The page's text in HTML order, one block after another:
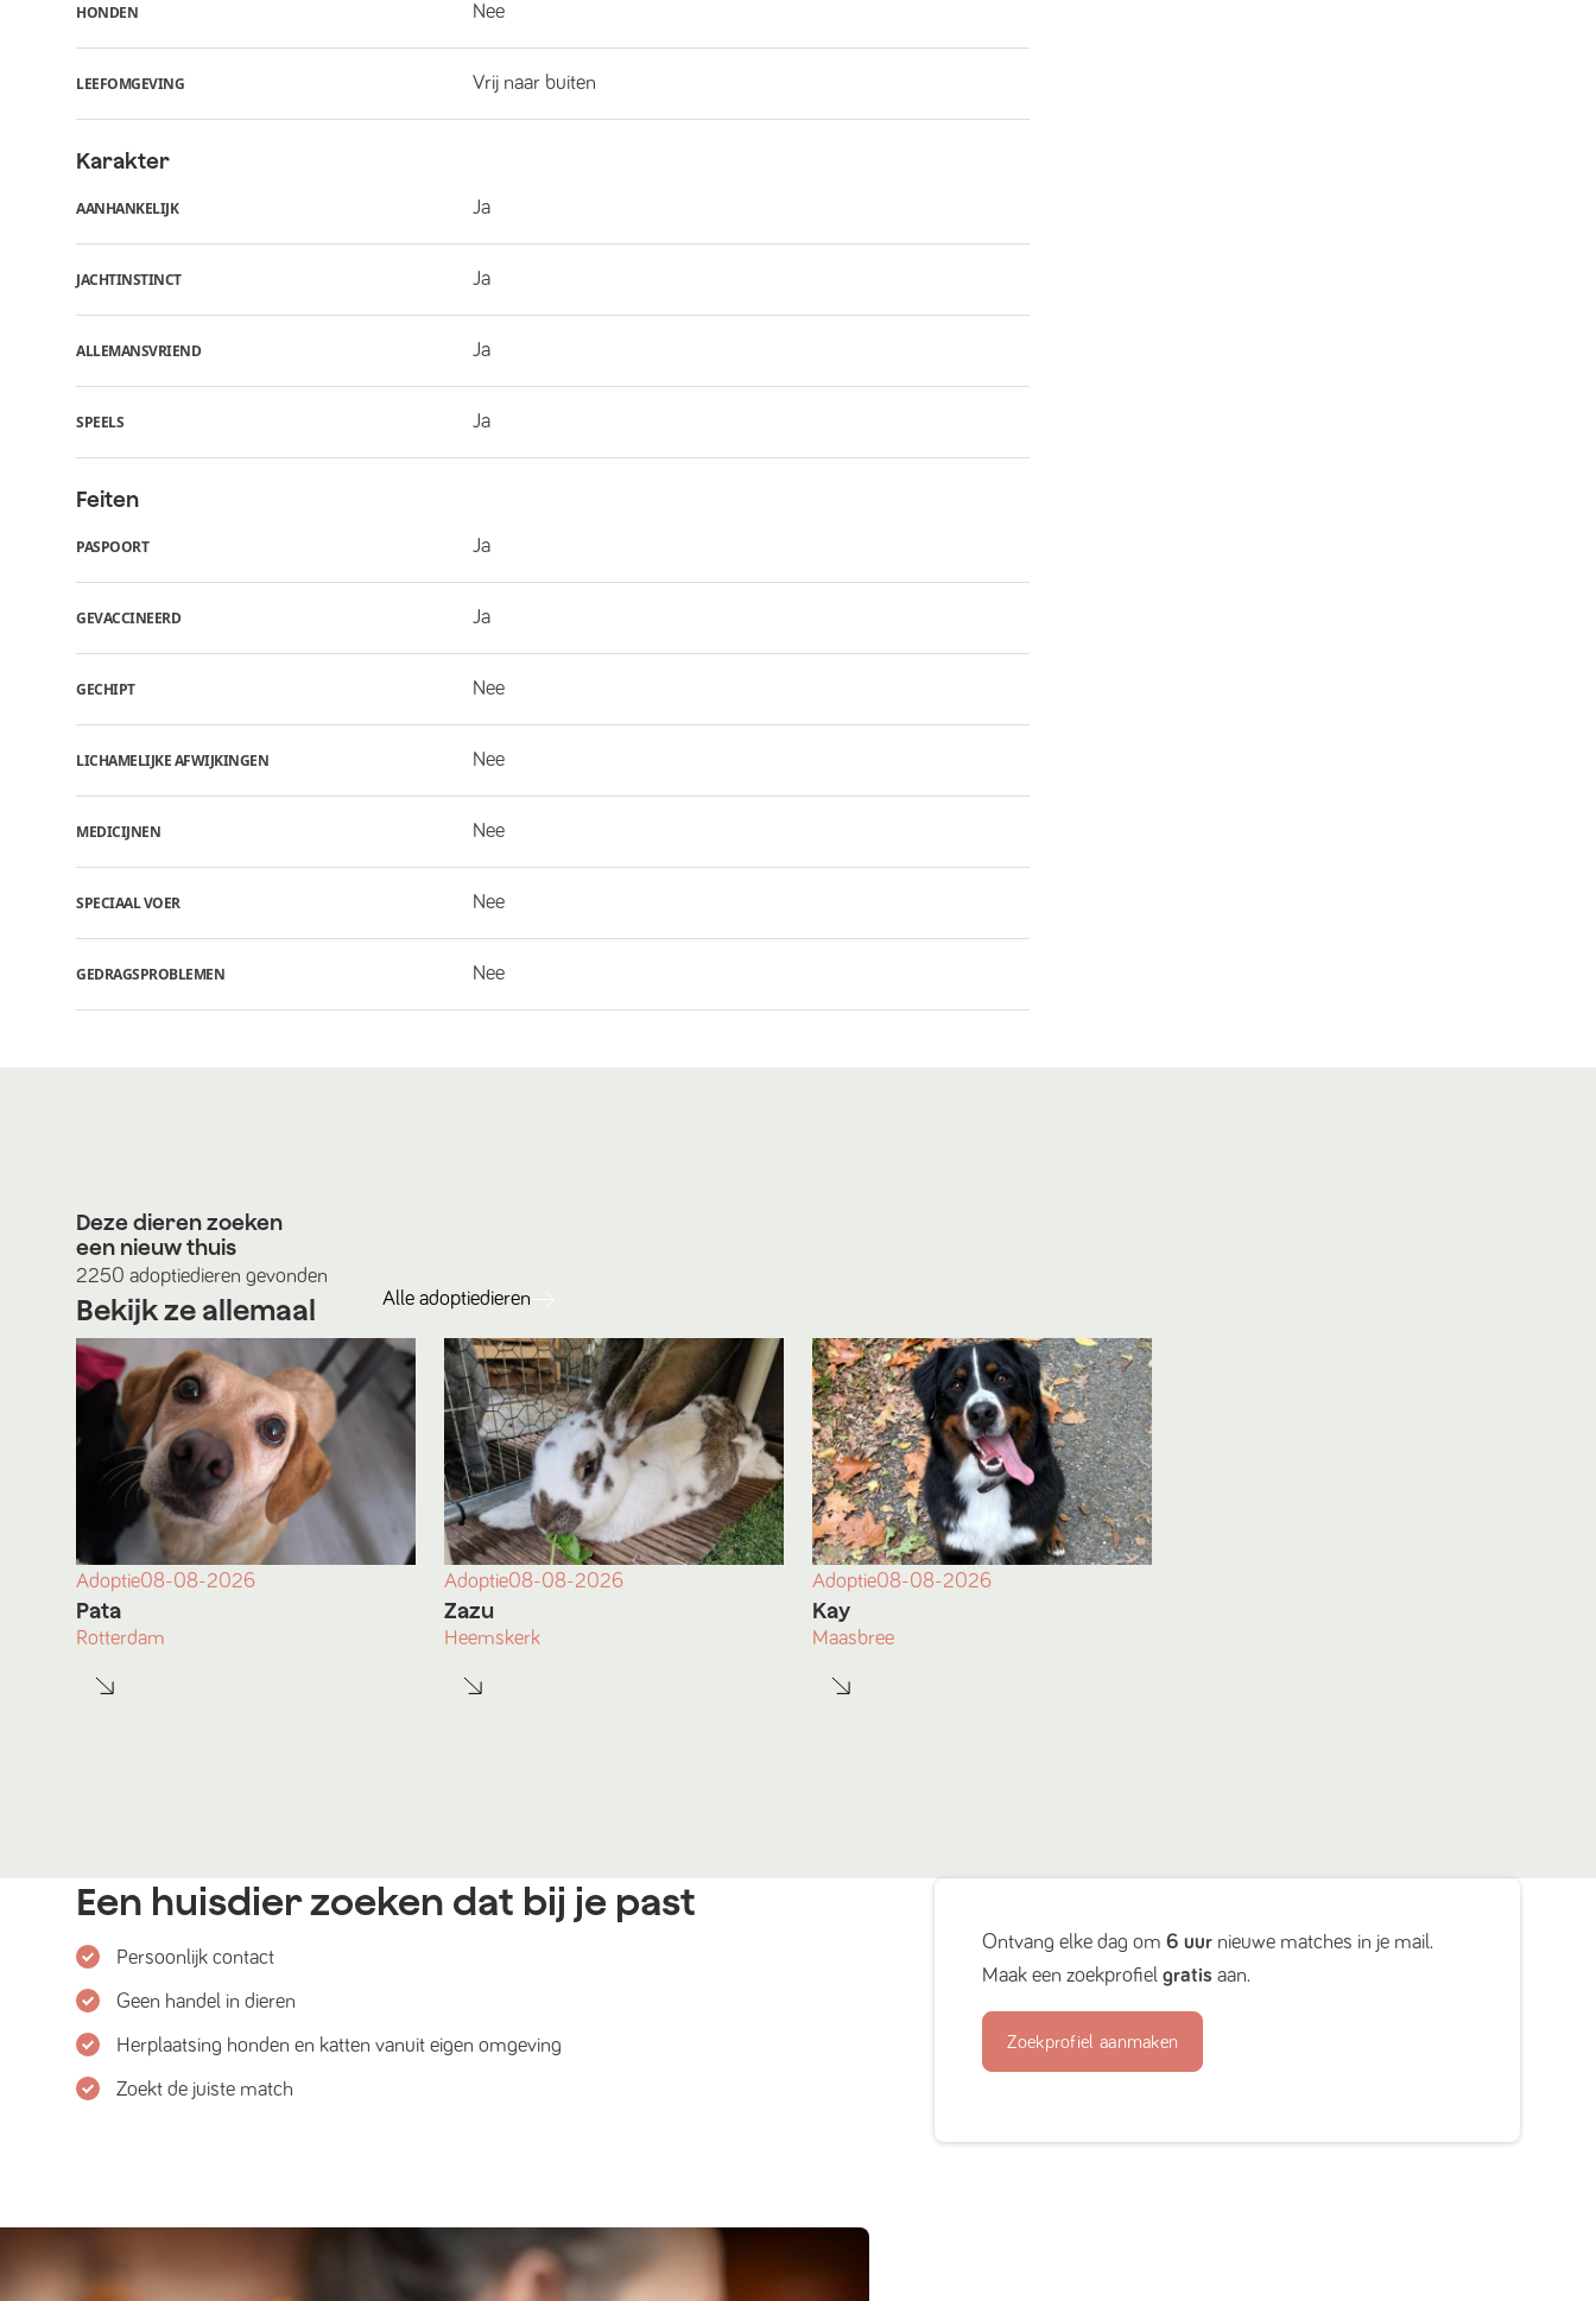
HONDEN Nee
LEEFOMGEVING Vrij naar buiten
Karakter
AANHANKELIJK Ja
JACHTINSTINCT Ja
ALLEMANSVRIEND Ja
SPEELS Ja
Feiten
PASPOORT Ja
GEVACCINEERD Ja
GECHIPT Nee
LICHAMELIJKE AFWIJKINGEN Nee
MEDICIJNEN Nee
SPECIAAL VOER Nee
GEDRAGSPROBLEMEN Nee
Deze dieren zoeken
een nieuw thuis
2250 adoptiedieren gevonden
Bekijk ze allemaal Alle adoptiedieren
Adoptie08-08-2026
Pata
Rotterdam
Adoptie08-08-2026
Zazu
Heemskerk
Adoptie08-08-2026
Kay
Maasbree
Een huisdier zoeken dat bij je past
Persoonlijk contact
Geen handel in dieren
Herplaatsing honden en katten vanuit eigen omgeving
Zoekt de juiste match
Ontvang elke dag om6 uur nieuwe matches in je mail.
Maak een zoekprofielgratis aan.
Zoekprofiel aanmaken